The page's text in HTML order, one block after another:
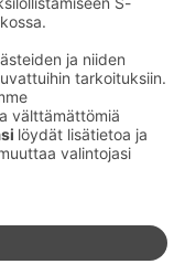
uutiskirje
Hotellien uusimmat
sähköpostiisi
somessa
Hotels
Sokos
Hotels
Sokos
Hotels